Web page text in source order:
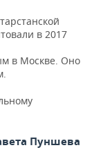
в 2017
в Москве. Оно
Пуншева